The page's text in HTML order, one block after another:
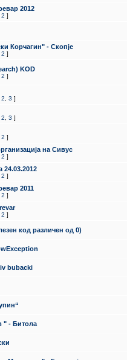
2012
2 ]
Корчагин" - Скопје
2 ]
KOD
2 ]
2 3 ]
2 3 ]
2 ]
на Сивус
2 ]
24.03.2012
2 ]
2011
2 ]
2 ]
код различен од 0)
bubacki
" - Битола